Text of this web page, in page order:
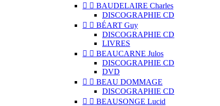
  BAUDELAIRE Charles
DISCOGRAPHIE CD
  BÉART Guy
DISCOGRAPHIE CD
LIVRES
  BEAUCARNE Julos
DISCOGRAPHIE CD
DVD
  BEAU DOMMAGE
DISCOGRAPHIE CD
  BEAUSONGE Lucid